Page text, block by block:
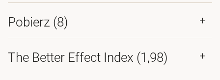
Pobierz (8)
The Better Effect Index (1,98)